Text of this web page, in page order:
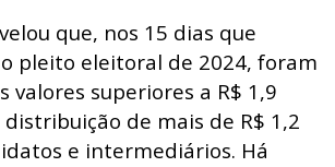
que, nos 15 dias que
pleito eleitoral de 2024, foram
valores superiores a R$ 1,9
de mais de R$ 1,2
e intermediários. Há